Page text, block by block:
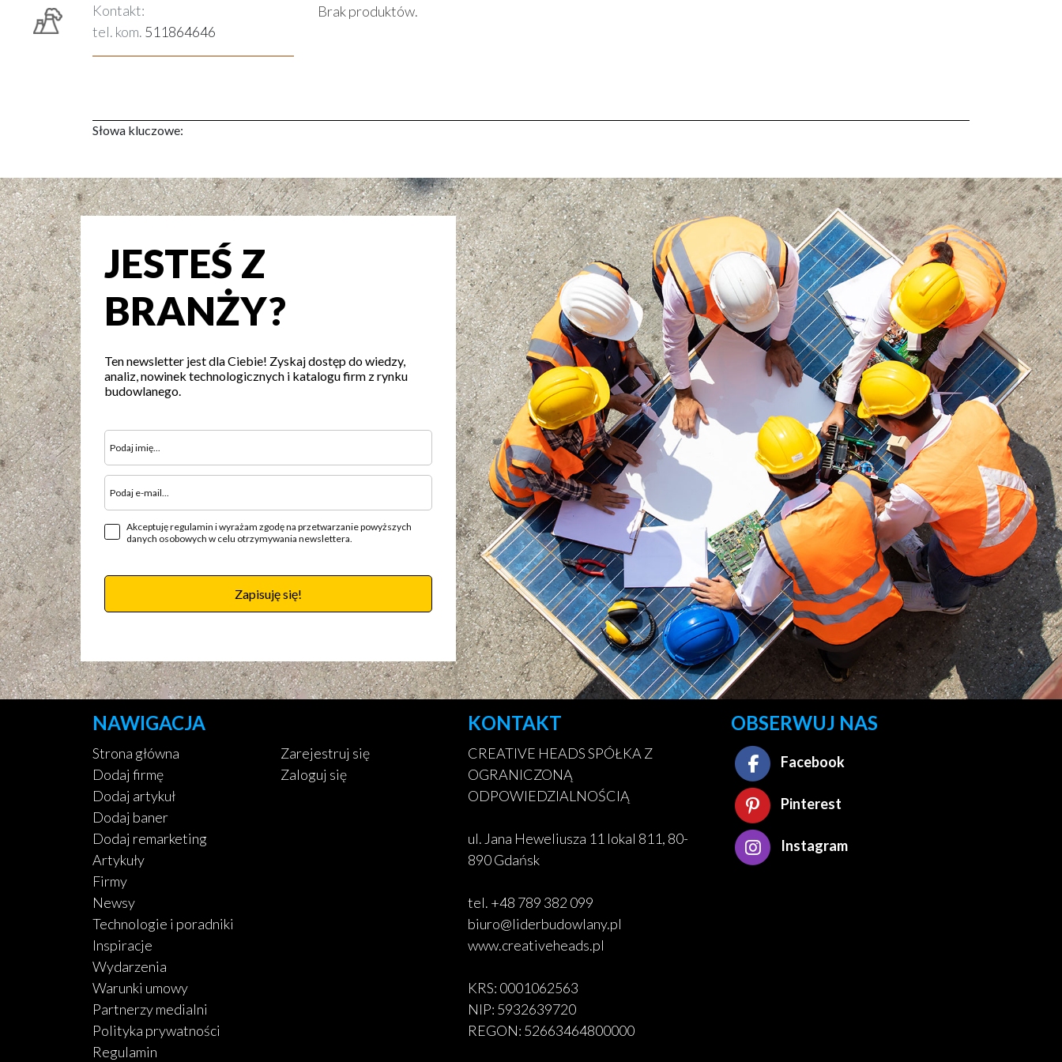
Kontakt:
tel. kom. 511864646
Brak produktów.
Słowa kluczowe:
JESTEŚ Z
BRANŻY?
Ten newsletter jest dla Ciebie! Zyskaj dostęp do wiedzy,
analiz, nowinek technologicznych i katalogu firm z rynku
budowlanego.
Akceptuję regulamin i wyrażam zgodę na przetwarzanie powyższych
danych osobowych w celu otrzymywania newslettera.
Zapisuję się!
NAWIGACJA
Strona główna
Dodaj firmę
Dodaj artykuł
Dodaj baner
Dodaj remarketing
Artykuły
Firmy
Newsy
Technologie i poradniki
Inspiracje
Wydarzenia
Warunki umowy
Partnerzy medialni
Polityka prywatności
Regulamin
Zarejestruj się
Zaloguj się
KONTAKT
CREATIVE HEADS SPÓŁKA Z
OGRANICZONĄ
ODPOWIEDZIALNOŚCIĄ
ul. Jana Heweliusza 11 lokal 811, 80-
890 Gdańsk
tel. +48 789 382 099
biuro@liderbudowlany.pl
www.creativeheads.pl
KRS: 0001062563
NIP: 5932639720
REGON: 52663464800000
OBSERWUJ NAS
Facebook
Pinterest
Instagram